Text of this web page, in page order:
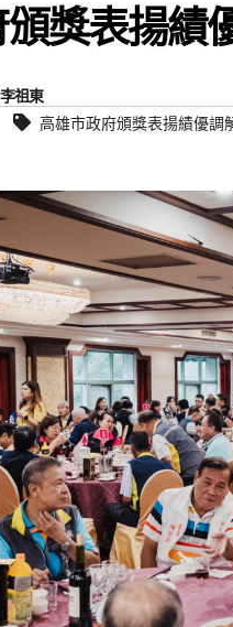
獎表揚績
祖東
高雄市政府頒獎表揚績優調